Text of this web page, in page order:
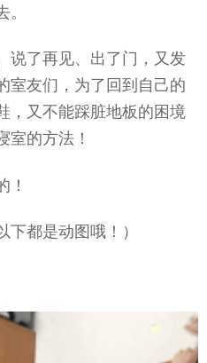
说了再见、出了门，又发
室友们，为了回到自己的
，又不能踩脏地板的困境
室的方法！
！
都是动图哦！）